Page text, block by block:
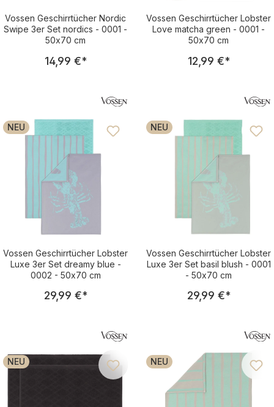
Vossen Geschirrtücher Nordic
Swipe 3er Set nordics - 0001 -
50x70 cm
Regulärer Preis:
14,99 €*
Vossen Geschirrtücher Lobster
Love matcha green - 0001 -
50x70 cm
Regulärer
12,99 €*
NEU
Vossen Geschirrtücher Lobster
Luxe 3er Set dreamy blue -
0002 - 50x70 cm
Regulärer Preis:
29,99 €*
NEU
Vossen Geschirrtücher Lobster
Luxe 3er Set basil blush - 0001
- 50x70 cm
Regulärer
29,99 €*
NEU NEU